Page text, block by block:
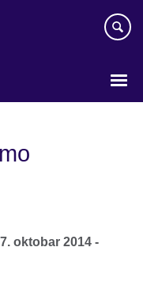
7. oktobar 2014 -